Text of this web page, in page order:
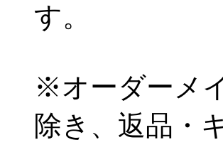
す。
※オーダーメ
除き、返品・